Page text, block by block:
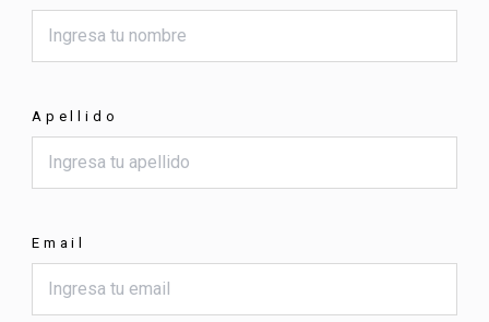
Apellido
Email